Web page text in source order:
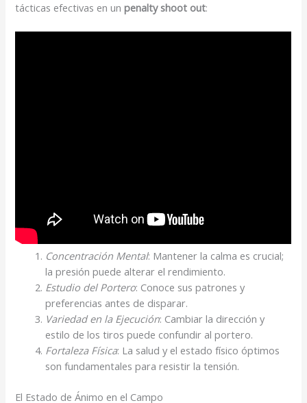
tácticas efectivas en unpenalty shoot out:
Concentración Mental: Mantener la calma es crucial;
la presión puede alterar el rendimiento.
Estudio del Portero: Conoce sus patrones y
preferencias antes de disparar.
Variedad en la Ejecución: Cambiar la dirección y
estilo de los tiros puede confundir al portero.
Fortaleza Física: La salud y el estado físico óptimos
son fundamentales para resistir la tensión.
El Estado de Ánimo en el Campo